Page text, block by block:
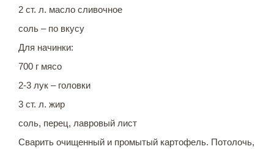
2 ст. л. масло сливочное
соль – по вкусу
Для начинки:
700 г мясо
2-3 лук – головки
3 ст. л. жир
соль, перец, лавровый лист
Сварить очищенный и промытый картофель. Потолочь,